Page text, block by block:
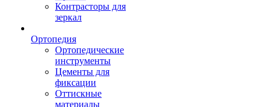
Контрасторы для
зеркал
Ортопедия
Ортопедические
инструменты
Цементы для
фиксации
Оттискные
материалы